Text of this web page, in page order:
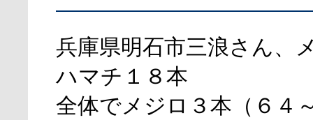
兵庫県明石市三浪さん、
ハマチ１８本
全体でメジロ３本（６４